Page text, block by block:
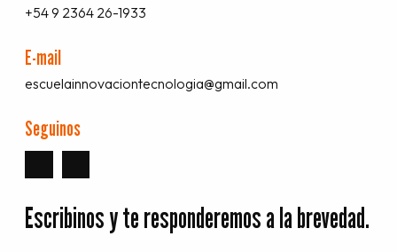
+54 9 2364 26-1933
E-mail
escuelainnovaciontecnologia@gmail.com
Seguinos
Escribinos y te responderemos a la brevedad.